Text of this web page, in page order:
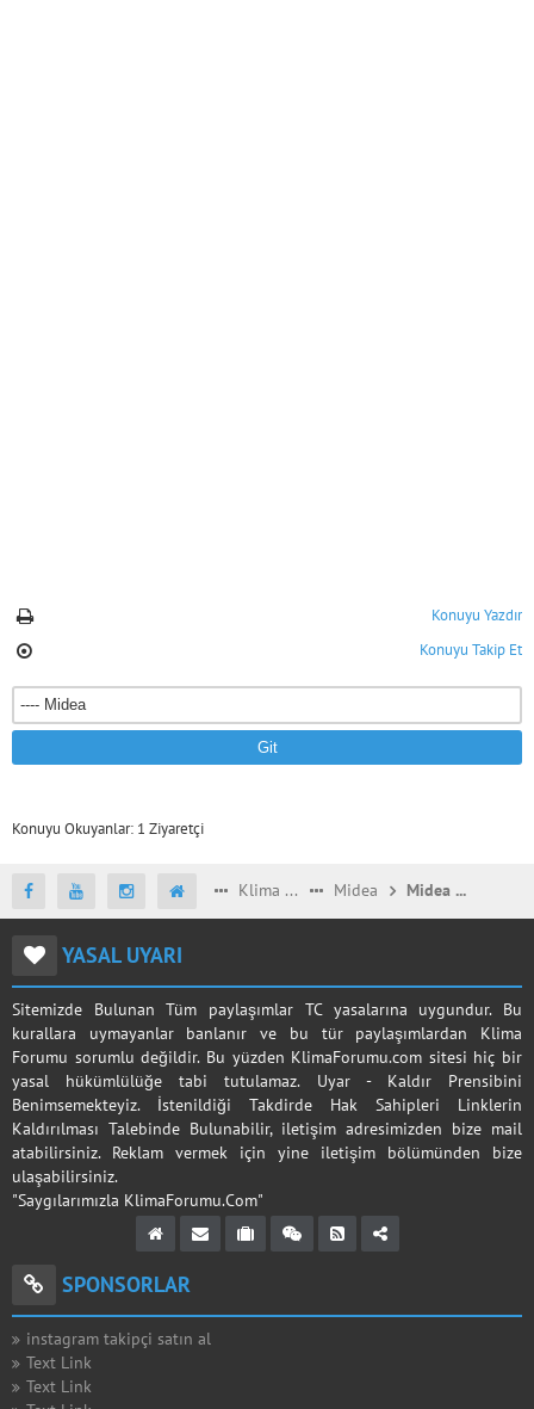
Konuyu Yazdır
Konuyu Takip Et
Konuyu Okuyanlar: 1 Ziyaretçi
Klima Marka Yorumları Midea Midea BLANC 12000 lik Aldım İzlenimler
YASAL UYARI
Sitemizde Bulunan Tüm paylaşımlar TC yasalarına uygundur. Bu
kurallara uymayanlar banlanır ve bu tür paylaşımlardan Klima
Forumu sorumlu değildir. Bu yüzden KlimaForumu.com sitesi hiç bir
yasal hükümlülüğe tabi tutulamaz. Uyar - Kaldır Prensibini
Benimsemekteyiz. İstenildiği Takdirde Hak Sahipleri Linklerin
Kaldırılması Talebinde Bulunabilir, iletişim adresimizden bize mail
atabilirsiniz. Reklam vermek için yine iletişim bölümünden bize
ulaşabilirsiniz.
"Saygılarımızla KlimaForumu.Com"
SPONSORLAR
instagram takipçi satın al
Text Link
Text Link